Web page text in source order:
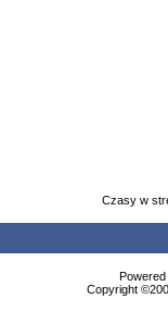
Czasy w
Copyright